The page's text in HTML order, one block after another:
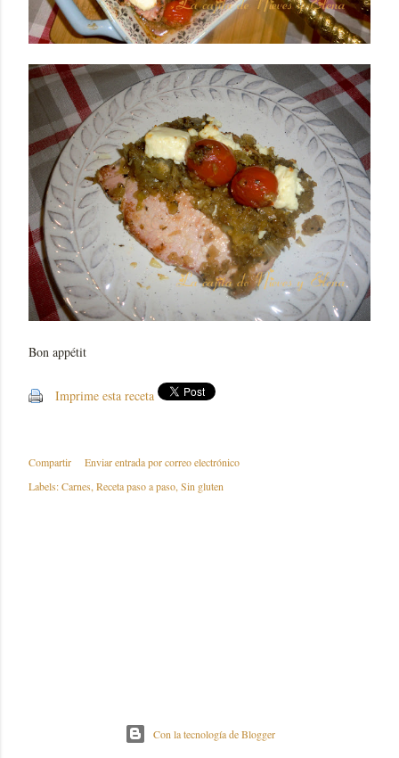
Bon appétit
Imprime esta receta
Compartir
Enviar entrada por correo electrónico
Labels:Carnes Receta paso a paso Sin gluten
Con la tecnología de Blogger